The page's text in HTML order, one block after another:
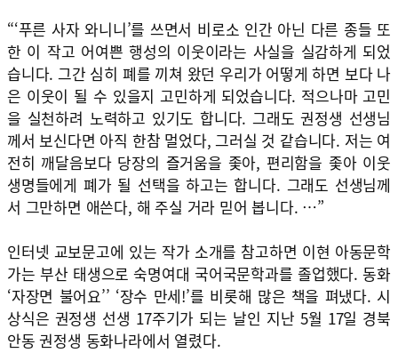
“‘푸른 사자 와니니’를 쓰면서 비로소 인간 아닌 다른 종들 또
한 이 작고 어여쁜 행성의 이웃이라는 사실을 실감하게 되었
습니다. 그간 심히 폐를 끼쳐 왔던 우리가 어떻게 하면 보다 나
은 이웃이 될 수 있을지 고민하게 되었습니다. 적으나마 고민
을 실천하려 노력하고 있기도 합니다. 그래도 권정생 선생님
께서 보신다면 아직 한참 멀었다, 그러실 것 같습니다. 저는 여
전히 깨달음보다 당장의 즐거움을 좇아, 편리함을 좇아 이웃
생명들에게 폐가 될 선택을 하고는 합니다. 그래도 선생님께
서 그만하면 애쓴다, 해 주실 거라 믿어 봅니다. …”
인터넷 교보문고에 있는 작가 소개를 참고하면 이현 아동문학
가는 부산 태생으로 숙명여대 국어국문학과를 졸업했다. 동화
‘자장면 불어요’’ ‘장수 만세!’를 비롯해 많은 책을 펴냈다. 시
상식은 권정생 선생 17주기가 되는 날인 지난 5월 17일 경북
안동 권정생 동화나라에서 열렸다.